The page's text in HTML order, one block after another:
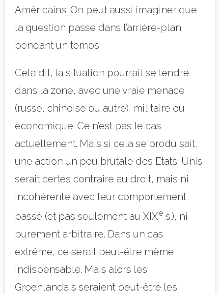
Américains. On peut aussi imaginer que
la question passe dans l’arrière-plan
pendant un temps.
Cela dit, la situation pourrait se tendre
dans la zone, avec une vraie menace
(russe, chinoise ou autre), militaire ou
économique. Ce n’est pas le cas
actuellement. Mais si cela se produisait,
une action un peu brutale des Etats-Unis
serait certes contraire au droit, mais ni
incohérente avec leur comportement
passé (et pas seulement au XIXe s.), ni
purement arbitraire. Dans un cas
extrême, ce serait peut-être même
indispensable. Mais alors les
Groenlandais seraient peut-être les